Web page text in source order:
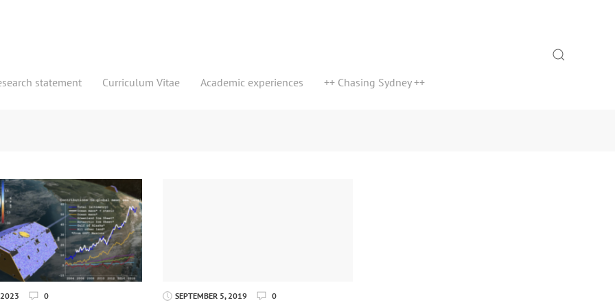
statement Curriculum Vitae Academic experiences ++ Chasing Sydney ++
Search
0 SEPTEMBER 5, 2019 0